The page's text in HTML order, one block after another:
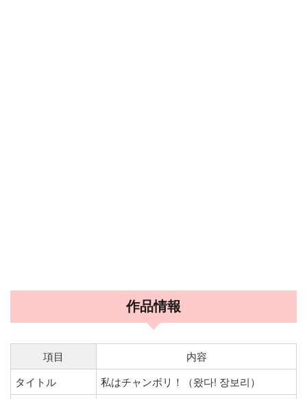
作品情報
項目
内容
タイトル
私はチャンボリ！（왔다! 장보리）